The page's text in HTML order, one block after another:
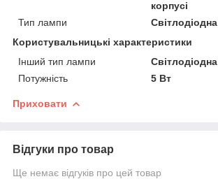
корпусі
Тип лампи
Світлодіодна
Користувальницькі характеристики
Інший тип лампи
Світлодіодна
Потужність
5 Вт
Приховати
Відгуки про товар
Ще немає відгуків про цей товар